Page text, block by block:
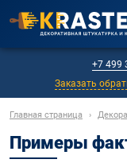
+7 499
Заказать
Главная страница ›
Примеры